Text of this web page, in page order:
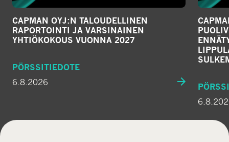
CAPMAN OYJ:N TALOUDELLINEN
RAPORTOINTI JA VARSINAINEN
YHTIÖKOKOUS VUONNA 2027
PÖRSSITIEDOTE
6.8.2026